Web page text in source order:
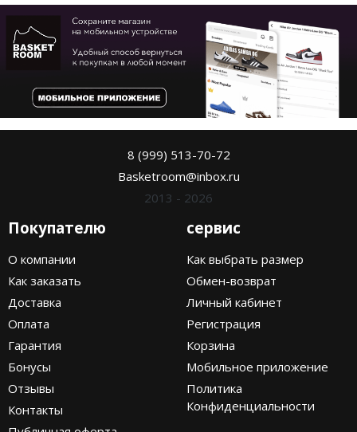
8 (999) 513-70-72
Basketroom@inbox.ru
2013 - 2026
Покупателю
О компании
Как заказать
Доставка
Оплата
Гарантия
Бонусы
Отзывы
Контакты
сервис
Как выбрать размер
Обмен-возврат
Личный кабинет
Регистрация
Корзина
Мобильное приложение
Политика
Конфиденциальности